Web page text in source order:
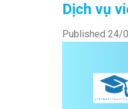
Dịch vụ
Published 24/